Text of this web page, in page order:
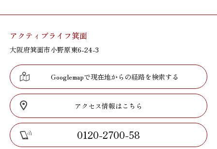
アクティブライフ箕面
大阪府箕面市小野原東6-24-3
Googlemapで現在地からの経路を検索する
アクセス情報はこちら
0120-2700-58